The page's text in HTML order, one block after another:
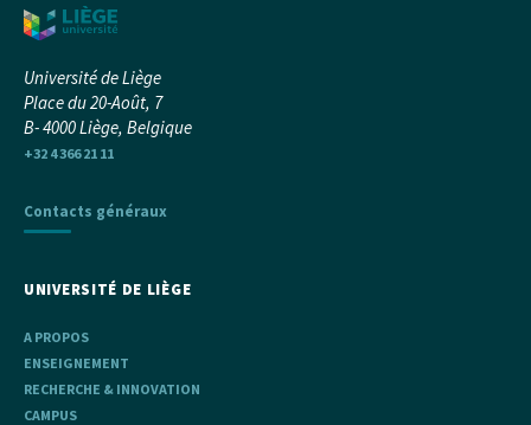
Université de Liège
Place du 20-Août, 7
B- 4000 Liège, Belgique
+32 4 366 21 11
Contacts généraux
UNIVERSITÉ DE LIÈGE
A PROPOS
ENSEIGNEMENT
RECHERCHE & INNOVATION
CAMPUS